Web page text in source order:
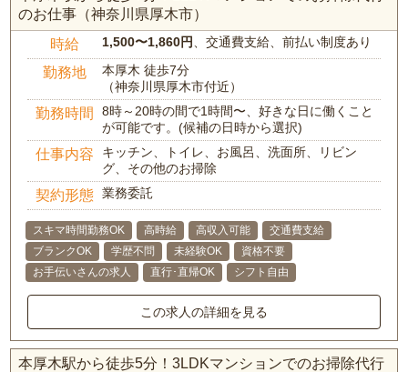
のお仕事（神奈川県厚木市）
時給 1,500〜1,860円 、交通費支給、前払い制度あり
勤務地
本厚木 徒歩7分
（神奈川県厚木市付近）
勤務時間
8時～20時の間で1時間〜、好きな日に働くこと
が可能です。(候補の日時から選択)
仕事内容
キッチン、トイレ、お風呂、洗面所、リビン
グ、その他のお掃除
契約形態 業務委託
スキマ時間勤務OK 高時給 高収入可能
交通費支給
ブランクOK
学歴不問 未経験OK
資格不要
お手伝いさんの求人
直行･直帰OK シフト自由
この求人の詳細を見る
本厚木駅から徒歩5分！3LDKマンションでのお掃除代行